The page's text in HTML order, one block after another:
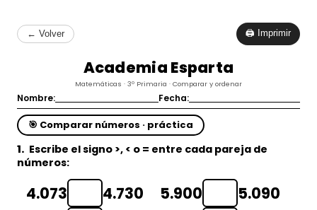
← Volver 🖨 Imprimir
Academia Esparta
Matemáticas · 3º Primaria · Comparar y ordenar
Nombre: Fecha:
🎯 Comparar números · práctica
1. Escribe el signo >, < o = entre cada pareja de
números:
4.073 4.730 5.900
5.090